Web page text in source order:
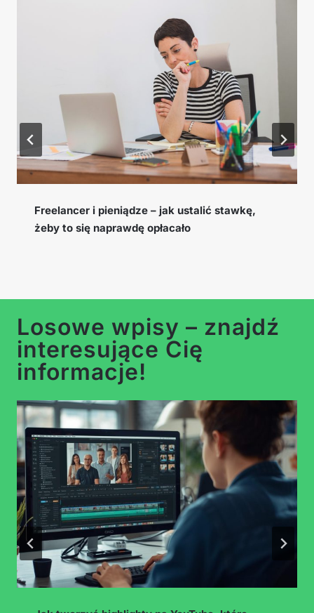
Cookie window, EPC i konwersja – słowniczek
pojęć afiliacyjnych, które musisz znać
Losowe wpisy – znajdź
interesujące Cię
informacje!